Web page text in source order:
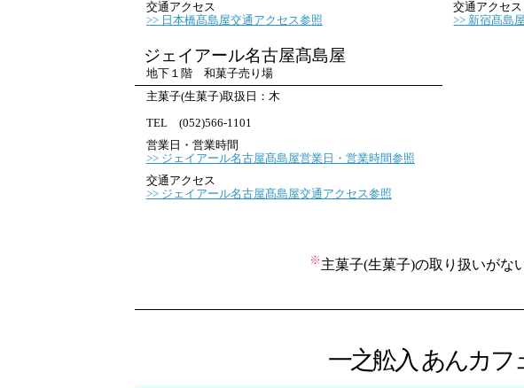
交通アクセス
日本橋髙島屋交通アクセス参照
交通アクセス
新宿髙島
ジェイアール名古屋髙島屋
地下１階 和菓子売り場
主菓子(生菓子)取扱日：木
TEL (052)566-1101
営業日・営業時間
ジェイアール名古屋髙島屋営業日・営業時間参照
交通アクセス
ジェイアール名古屋髙島屋交通アクセス参照
※ 主菓子(生菓子)の取り扱いがな
一之舩入 あんカ